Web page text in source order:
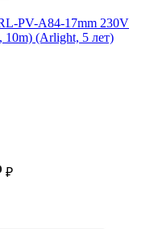
PV-A84-17mm 230V
10m) (Arlight, 5 лет)
₽